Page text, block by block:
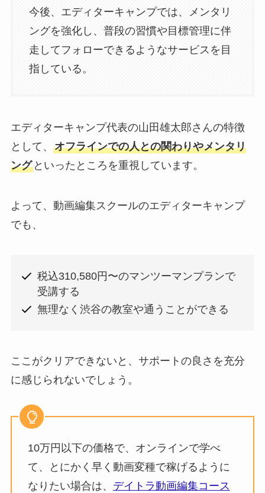
今後、エディターキャンプでは、メンタリ
ングを強化し、普段の習慣や目標管理に伴
走してフォローできるようなサービスを目
指している。
エディターキャンプ代表の山田雄太郎さんの特徴
として、 オフラインでの人との関わりやメンタリ
ングといったところを重視しています。
よって、動画編集スクールのエディターキャンプ
でも、
税込310,580円〜のマンツーマンプランで
受講する
無理なく渋谷の教室や通うことができる
ここがクリアできないと、サポートの良さを充分
に感じられないでしょう。
10万円以下の価格で、オンラインで学べ
て、とにかく早く動画変種で稼げるように
なりたい場合は、 デイトラ動画編集コース